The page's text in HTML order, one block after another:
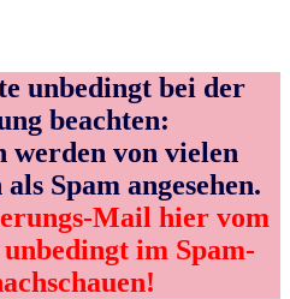
unbedingt bei der
beachten:
werden von vielen
Spam angesehen.
Mail hier vom
im Spam-